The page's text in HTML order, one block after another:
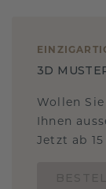
3D
Wollen
Ihnen
Jetzt ab